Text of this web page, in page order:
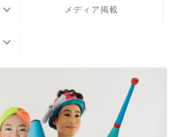
メディア掲載